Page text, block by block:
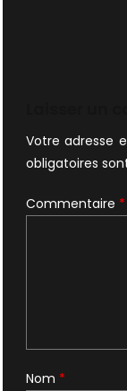
Votre adresse
obligatoires
Commentaire *
Nom *